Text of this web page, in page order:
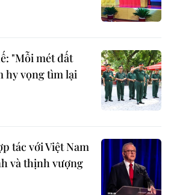
"Mỗi mét đất
hy vọng tìm lại
tác với Việt Nam
và thịnh vượng